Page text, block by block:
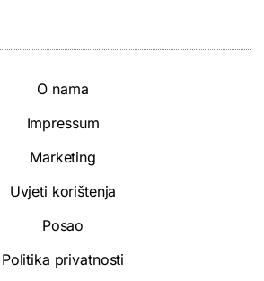
O nama
Impressum
Marketing
Uvjeti korištenja
Posao
Politika privatnosti